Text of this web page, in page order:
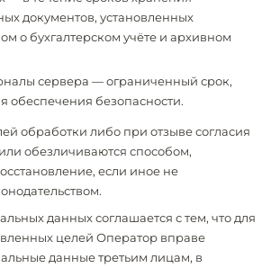
документов, установленных
о бухгалтерском учёте и архивном
сервера — ограниченный срок,
обеспечения безопасности.
обработки либо при отзыве согласия
обезличиваются способом,
если иное не
данных соглашается с тем, что для
целей Оператор вправе
данные третьим лицам, в